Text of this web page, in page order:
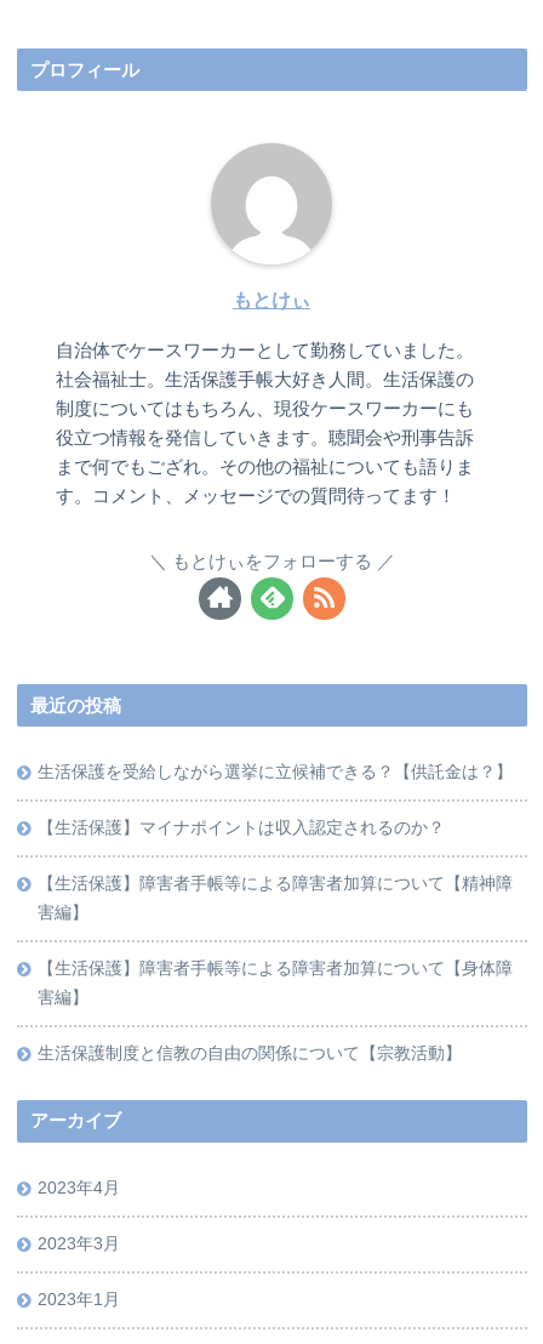
プロフィール
もとけぃ
自治体でケースワーカーとして勤務していました。
社会福祉士。生活保護手帳大好き人間。生活保護の
制度についてはもちろん、現役ケースワーカーにも
役立つ情報を発信していきます。聴聞会や刑事告訴
まで何でもござれ。その他の福祉についても語りま
す。コメント、メッセージでの質問待ってます！
もとけぃをフォローする
最近の投稿
生活保護を受給しながら選挙に立候補できる？【供託金は？】
【生活保護】マイナポイントは収入認定されるのか？
【生活保護】障害者手帳等による障害者加算について【精神障
害編】
【生活保護】障害者手帳等による障害者加算について【身体障
害編】
生活保護制度と信教の自由の関係について【宗教活動】
アーカイブ
2023年4月
2023年3月
2023年1月